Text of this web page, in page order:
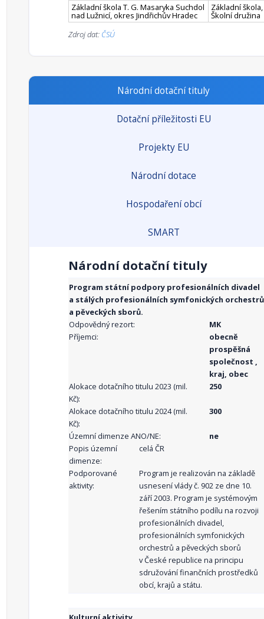
Základní škola T. G. Masaryka Suchdol
nad Lužnicí, okres Jindřichův Hradec
Základní škola,
Školní družina
Zdroj dat: ČSÚ
Národní dotační tituly
Dotační příležitosti EU
Projekty EU
Národní dotace
Hospodaření obcí
SMART
Národní dotační tituly
Program státní podpory profesionálních divadel
a stálých profesionálních symfonických orchestrů
a pěveckých sborů.
Odpovědný rezort:
MK
Příjemci:
obecně
prospěšná
společnost ,
kraj, obec
Alokace dotačního titulu 2023 (mil.
Kč):
250
Alokace dotačního titulu 2024 (mil.
Kč):
300
Územní dimenze ANO/NE:
ne
Popis územní
dimenze:
celá ČR
Podporované
aktivity:
Program je realizován na základě
usnesení vlády č. 902 ze dne 10.
září 2003. Program je systémovým
řešením státního podílu na rozvoji
profesionálních divadel,
profesionálních symfonických
orchestrů a pěveckých sborů
v České republice na principu
sdružování finančních prostředků
obcí, krajů a státu.